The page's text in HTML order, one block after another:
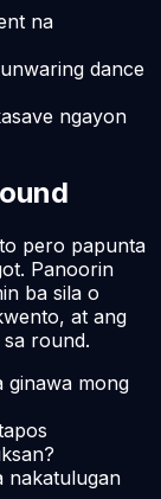
na
dance
ngayon
pero papunta
Panoorin
ba sila o
at ang
round.
ginawa mong
nakatulugan